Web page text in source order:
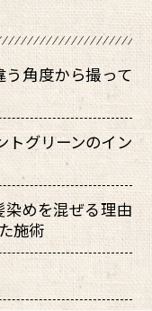
角度から撮って
トグリーンのイン
めを混ぜる理由
施術